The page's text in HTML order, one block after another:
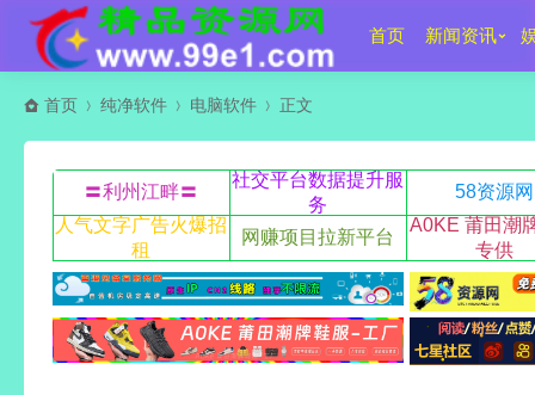
首页 新闻资讯
首页 纯净软件 电脑软件 正文
〓利州江畔〓
社交平台数据提升服
务
58资源网
人气文字广告火爆招
租
网赚项目拉新平台
A0KE 莆田潮
专供